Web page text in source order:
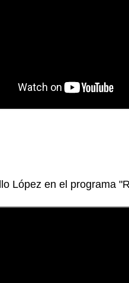
López en el programa